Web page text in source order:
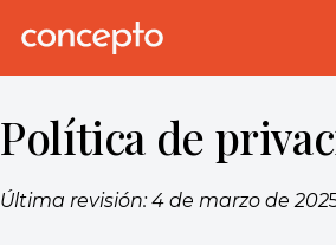
Concepto.
Todos los
reservados.
Política de
Última revisión: 4 de marzo de 202